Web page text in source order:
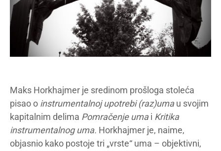
Maks Horkhajmer je sredinom prošloga stoleća
pisao o instrumentalnoj upotrebi (raz)umau svojim
kapitalnim delima Pomračenje umai Kritika
instrumentalnog uma. Horkhajmer je, naime,
objasnio kako postoje tri „vrste“ uma – objektivni,